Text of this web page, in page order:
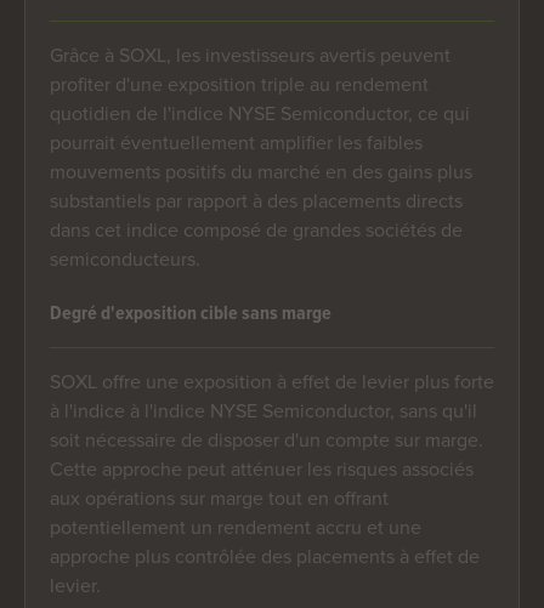
Grâce à SOXL, les investisseurs avertis peuvent
profiter d'une exposition triple au rendement
quotidien de l'indice NYSE Semiconductor, ce qui
pourrait éventuellement amplifier les faibles
mouvements positifs du marché en des gains plus
substantiels par rapport à des placements directs
dans cet indice composé de grandes sociétés de
semiconducteurs.
Degré d'exposition cible sans marge
SOXL offre une exposition à effet de levier plus forte
à l'indice à l'indice NYSE Semiconductor, sans qu'il
soit nécessaire de disposer d'un compte sur marge.
Cette approche peut atténuer les risques associés
aux opérations sur marge tout en offrant
potentiellement un rendement accru et une
approche plus contrôlée des placements à effet de
levier.